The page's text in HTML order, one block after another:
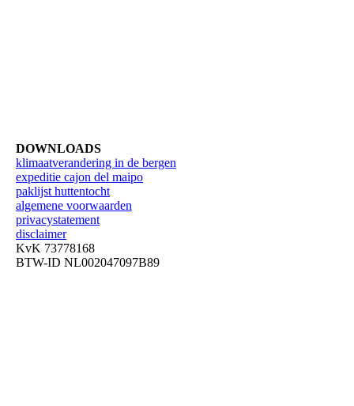
DOWNLOADS
klimaatverandering in de bergen
expeditie cajon del maipo
paklijst huttentocht
algemene voorwaarden
privacystatement
disclaimer
KvK 73778168
BTW-ID NL002047097B89